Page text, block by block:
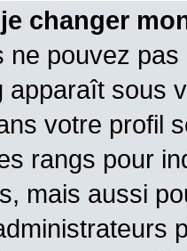
changer
ne pouvez
apparaît sous
votre profil
rangs pour
mais aussi